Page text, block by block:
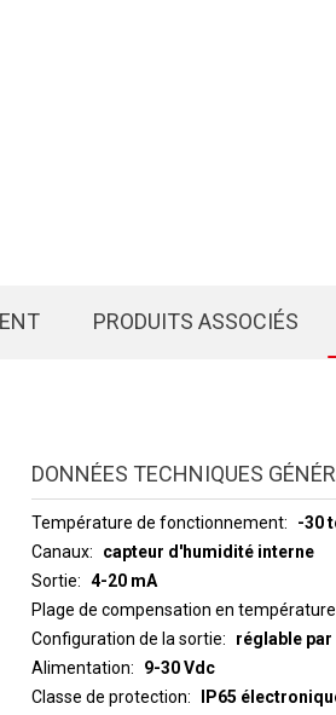
PRODUITS ASSOCIÉS
DONNÉES TECHNIQUES
Température de fonctionnement
-30
Canaux
capteur d'humidité interne
Sortie
4-20 mA
Plage de compensation en
Configuration de la sortie
réglable par
Alimentation
9-30 Vdc
Classe de protection
IP65